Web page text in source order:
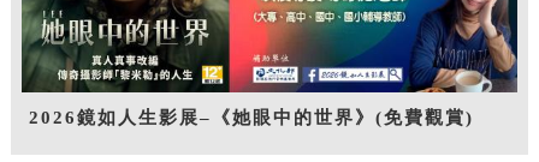
2026鏡如人生影展–《她眼中的世界》(免費觀賞)